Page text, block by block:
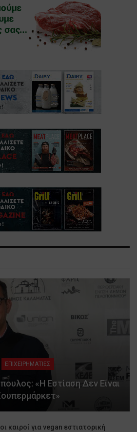
ΕΠΙΧΕΙΡΗΜΑΤΙΕΣ
«Η Εστίαση Δεν Είναι
καιροί για vegan εστιατορική